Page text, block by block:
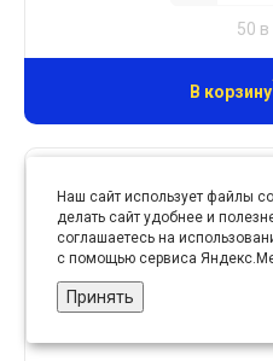
50 в
В корзину
Наш сайт использует файлы
делать сайт удобнее и
соглашаетесь на
с помощью сервиса
Принять